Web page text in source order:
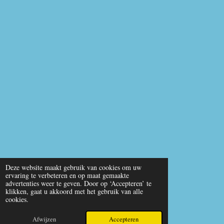
Deze website maakt gebruik van cookies om uw
ervaring te verbeteren en op maat gemaakte
advertenties weer te geven. Door op ‘Accepteren’ te
klikken, gaat u akkoord met het gebruik van alle
cookies.
Afwijzen Accepteren